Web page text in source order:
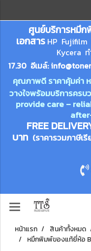
ศูนย์บริการหมึ
เอกสาร HP Fujifilm
Kycera
17.30 อีเมล์:
คุณภาพดี ราคาคุ้มค่า
วางใจพร้อมบริการครบ
provide care –
FREE
บาท (ราคารวมภาษีเ
หน้าแรก สินค้าทั้งหมด
หมึกพิมพ์ของแท้ยี่ห้อ